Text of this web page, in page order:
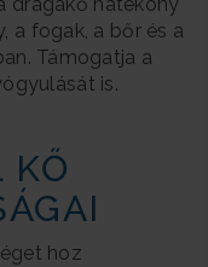
a fogak, a bőr és a
Támogatja a
is.
KŐ
hoz